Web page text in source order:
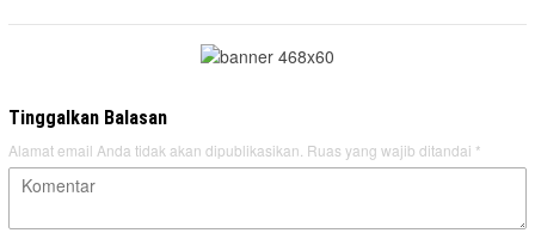
Tinggalkan Balasan
Alamat email Anda tidak akan dipublikasikan. Ruas yang wajib ditandai *